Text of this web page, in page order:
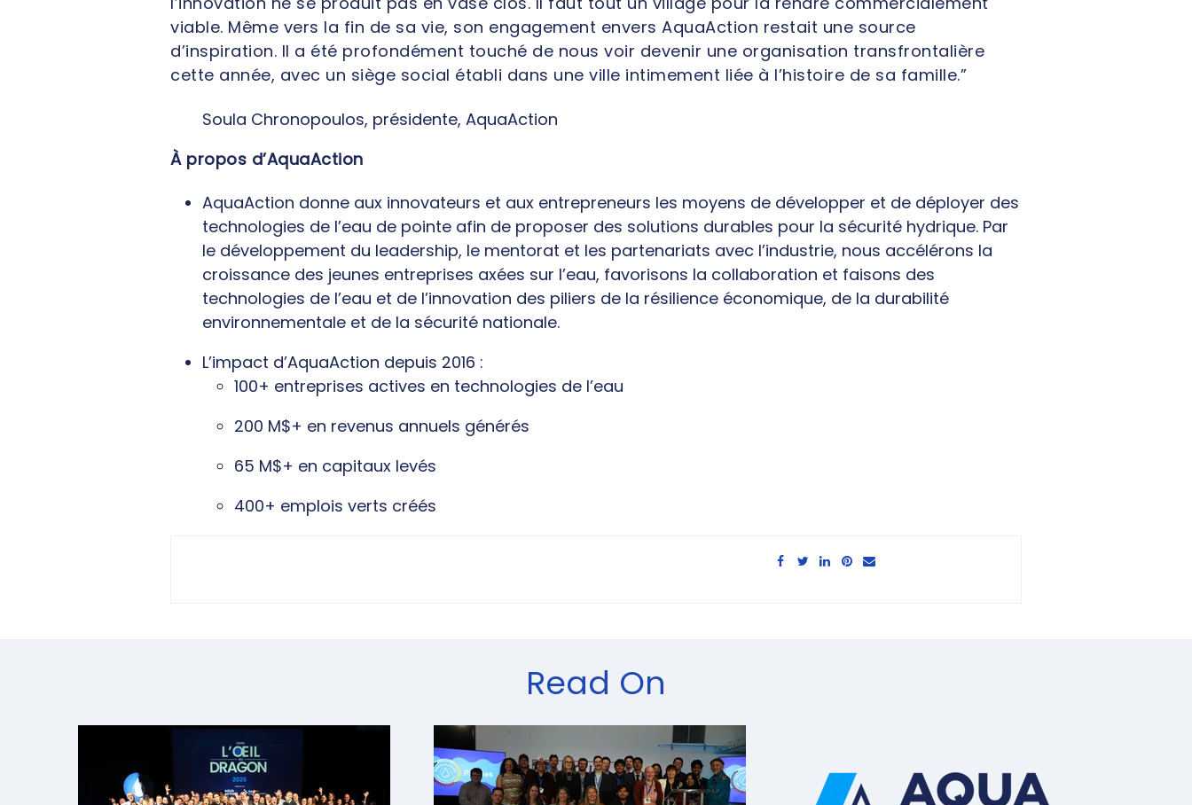
viable. Même vers la fin de sa vie, son engagement envers AquaAction restait une source
d’inspiration. Il a été profondément touché de nous voir devenir une organisation transfrontalière
cette année, avec un siège social établi dans une ville intimement liée à l’histoire de sa famille.”
Soula Chronopoulos, présidente, AquaAction
À propos d’AquaAction
AquaAction donne aux innovateurs et aux entrepreneurs les moyens de développer et de déployer des
technologies de l’eau de pointe afin de proposer des solutions durables pour la sécurité hydrique. Par
le développement du leadership, le mentorat et les partenariats avec l’industrie, nous accélérons la
croissance des jeunes entreprises axées sur l’eau, favorisons la collaboration et faisons des
technologies de l’eau et de l’innovation des piliers de la résilience économique, de la durabilité
environnementale et de la sécurité nationale.
L’impact d’AquaAction depuis 2016 :
100+ entreprises actives en technologies de l’eau
200 M$+ en revenus annuels générés
65 M$+ en capitaux levés
400+ emplois verts créés
Read On